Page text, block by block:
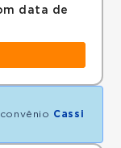
data de
Cassi